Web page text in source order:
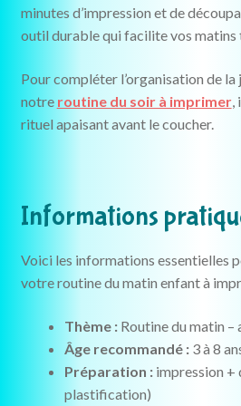
minutes d’impression et de
outil durable qui facilite vos matins
Pour compléter l’organisation de la
notre routine du soir à imprimer,
rituel apaisant avant le coucher.
Informations
Voici les informations essentielles
votre routine du matin enfant à
Thème :Routine du matin –
Âge recommandé :3 à 8
Préparation :impression +
plastification)